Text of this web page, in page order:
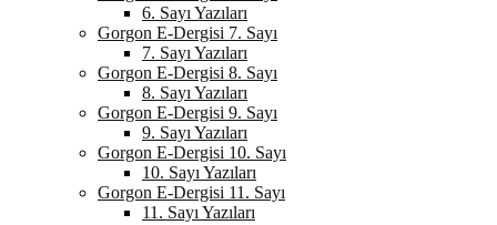
6. Sayı Yazıları
Gorgon E-Dergisi 7. Sayı
7. Sayı Yazıları
Gorgon E-Dergisi 8. Sayı
8. Sayı Yazıları
Gorgon E-Dergisi 9. Sayı
9. Sayı Yazıları
Gorgon E-Dergisi 10. Sayı
10. Sayı Yazıları
Gorgon E-Dergisi 11. Sayı
11. Sayı Yazıları